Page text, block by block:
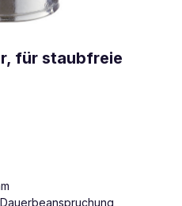
für staubfreie